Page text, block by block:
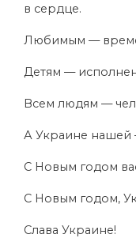
в сердце.
Любимым —
Детям —
Всем людям —
А Украине
С Новым годом
С Новым годом,
Слава Украине!